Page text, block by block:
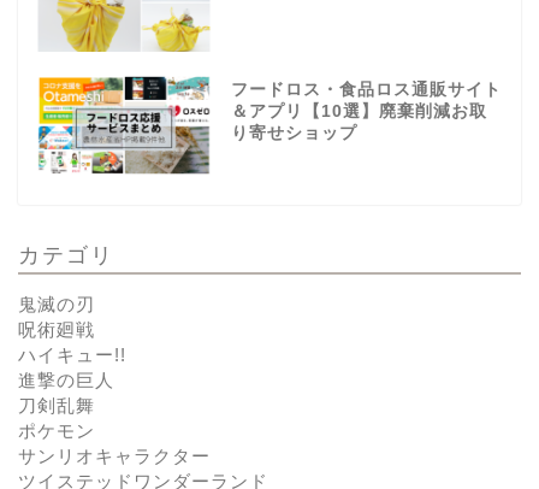
フードロス・食品ロス通販サイト
＆アプリ【10選】廃棄削減お取
り寄せショップ
カテゴリ
鬼滅の刃
呪術廻戦
ハイキュー!!
進撃の巨人
刀剣乱舞
ポケモン
サンリオキャラクター
ツイステッドワンダーランド